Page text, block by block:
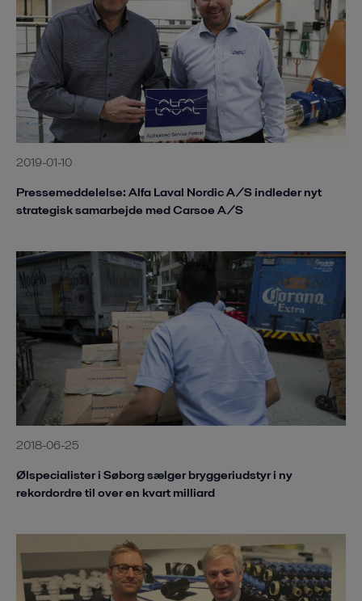
2019-01-10
Pressemeddelelse: Alfa Laval Nordic A/S indleder nyt
strategisk samarbejde med Carsoe A/S
2018-06-25
Ølspecialister i Søborg sælger bryggeriudstyr i ny
rekordordre til over en kvart milliard